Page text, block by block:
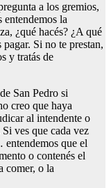
a los gremios,
entendemos la
¿qué hacés? ¿A qué
Si no te prestan,
y tratás de
San Pedro si
creo que haya
al intendente o
ves que cada vez
que el
o contenés el
comer, o la